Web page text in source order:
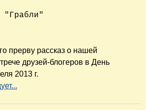
"Грабли"
прерву рассказ о нашей
друзей-блогеров в День
2013 г.